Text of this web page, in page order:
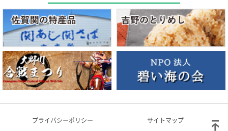
プライバシーポリシー サイトマップ